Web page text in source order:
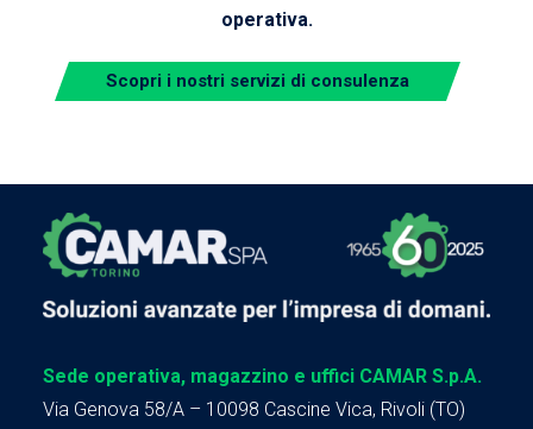
operativa.
Scopri i nostri servizi di consulenza
Sede operativa, magazzino e uffici CAMAR S.p.A.
Via Genova 58/A – 10098 Cascine Vica, Rivoli (TO)